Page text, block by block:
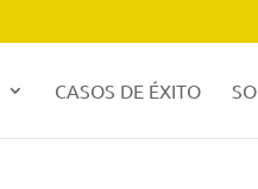
CASOS DE ÉXITO